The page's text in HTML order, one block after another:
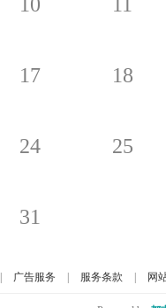
17 18
24 25
31
广告服务 服务条款 网